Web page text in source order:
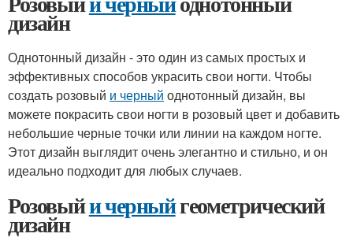
дизайн
Однотонный дизайн - это один из самых простых и
эффективных способов украсить свои ногти. Чтобы
создать розовый и черный однотонный дизайн, вы
можете покрасить свои ногти в розовый цвет и добавить
небольшие черные точки или линии на каждом ногте.
Этот дизайн выглядит очень элегантно и стильно, и он
идеально подходит для любых случаев.
Розовыйи черныйгеометрический
дизайн